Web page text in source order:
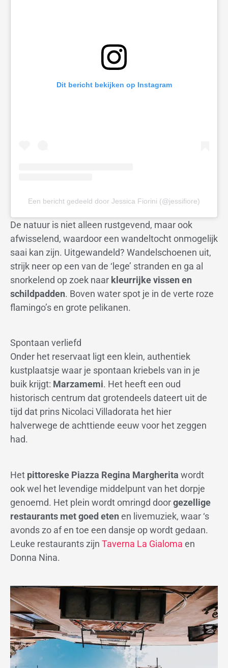
Dit bericht bekijken op Instagram
Een bericht gedeeld door Jessica Fiorini (@jessifiore)
De natuur is niet alleen rustgevend, maar ook
afwisselend, waardoor een wandeltocht onmogelijk
saai kan zijn. Uitgewandeld? Wandelschoenen uit,
strijk neer op een van de ‘lege’ stranden en ga al
snorkelend op zoek naar kleurrijke vissen en
schildpadden. Boven water spot je in de verte roze
flamingo’s en grote pelikanen.
Spontaan verliefd
Onder het reservaat ligt een klein, authentiek
kustplaatsje waar je spontaan kriebels van in je
buik krijgt: Marzamemi. Het heeft een oud
historisch centrum dat grotendeels dateert uit de
tijd dat prins Nicolaci Villadorata het hier
halverwege de achttiende eeuw voor het zeggen
had.
Het pittoreske Piazza Regina Margherita wordt
ook wel het levendige middelpunt van het dorpje
genoemd. Het plein wordt omringd doorgezellige
restaurants met goed eten en livemuziek, waar ‘s
avonds zo af en toe een dansje op wordt gedaan.
Leuke restaurants zijn Taverna La Gialoma en
Donna Nina.